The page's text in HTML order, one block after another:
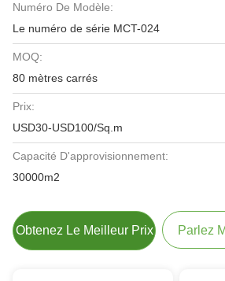
Numéro De Modèle:
Le numéro de série MCT-024
MOQ:
80 mètres carrés
Prix:
USD30-USD100/Sq.m
Capacité D'approvisionnement:
30000m2
Obtenez Le Meilleur Prix Parlez